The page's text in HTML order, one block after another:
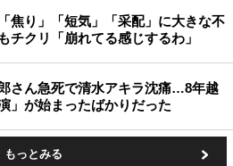
焦り」「短気」「采配」に大きな不
クリ「崩れてる感じするわ」
さん急死で清水アキラ沈痛…8年越
」が始まったばかりだった
もっとみる